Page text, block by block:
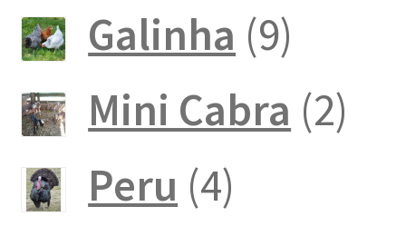
Galinha 99
Mini Cabra 22
Peru 44